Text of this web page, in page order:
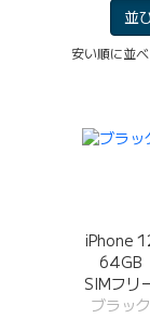
並
安い順に並
iPhone
64GB
SIMフリ
ブラック